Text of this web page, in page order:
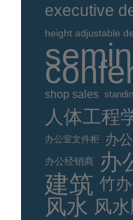
executive
height adjustable
shop sales
人体工程
办公室文件柜 办
办公经销商 办
建筑 竹
风水 风